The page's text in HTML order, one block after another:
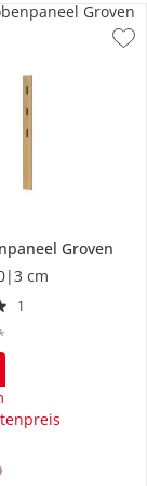
Groven
cm
1
Groven